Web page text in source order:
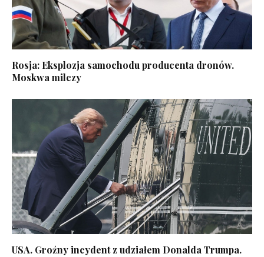
Rosja: Eksplozja samochodu producenta dronów.
Moskwa milczy
USA. Groźny incydent z udziałem Donalda Trumpa.